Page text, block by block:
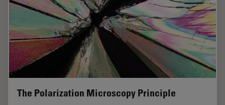
The Polarization Microscopy Principle